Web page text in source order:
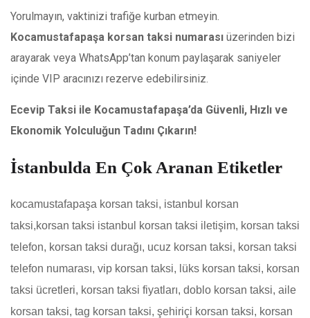
Yorulmayın, vaktinizi trafiğe kurban etmeyin.
Kocamustafapaşa korsan taksi numarası üzerinden bizi
arayarak veya WhatsApp’tan konum paylaşarak saniyeler
içinde VIP aracınızı rezerve edebilirsiniz.
Ecevip Taksi ile Kocamustafapaşa’da Güvenli, Hızlı ve
Ekonomik Yolculuğun Tadını Çıkarın!
İstanbulda En Çok Aranan Etiketler
kocamustafapaşa korsan taksi, istanbul korsan
taksi,korsan taksi istanbul korsan taksi iletişim, korsan taksi
telefon, korsan taksi durağı, ucuz korsan taksi, korsan taksi
telefon numarası, vip korsan taksi, lüks korsan taksi, korsan
taksi ücretleri, korsan taksi fiyatları, doblo korsan taksi, aile
korsan taksi, tag korsan taksi, şehiriçi korsan taksi, korsan